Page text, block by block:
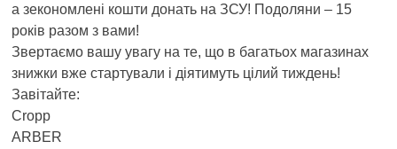
а зекономлені кошти донать на ЗСУ! Подоляни – 15
років разом з вами!
Звертаємо вашу увагу на те, що в багатьох магазинах
знижки вже стартували і діятимуть цілий тиждень!
Завітайте:
Сropp
ARBER